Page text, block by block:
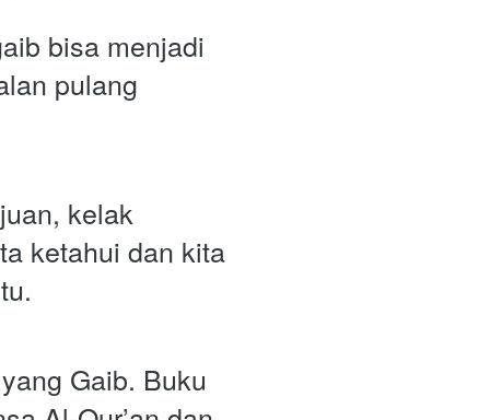
bisa menjadi
pulang
kelak
ketahui dan kita
Gaib. Buku